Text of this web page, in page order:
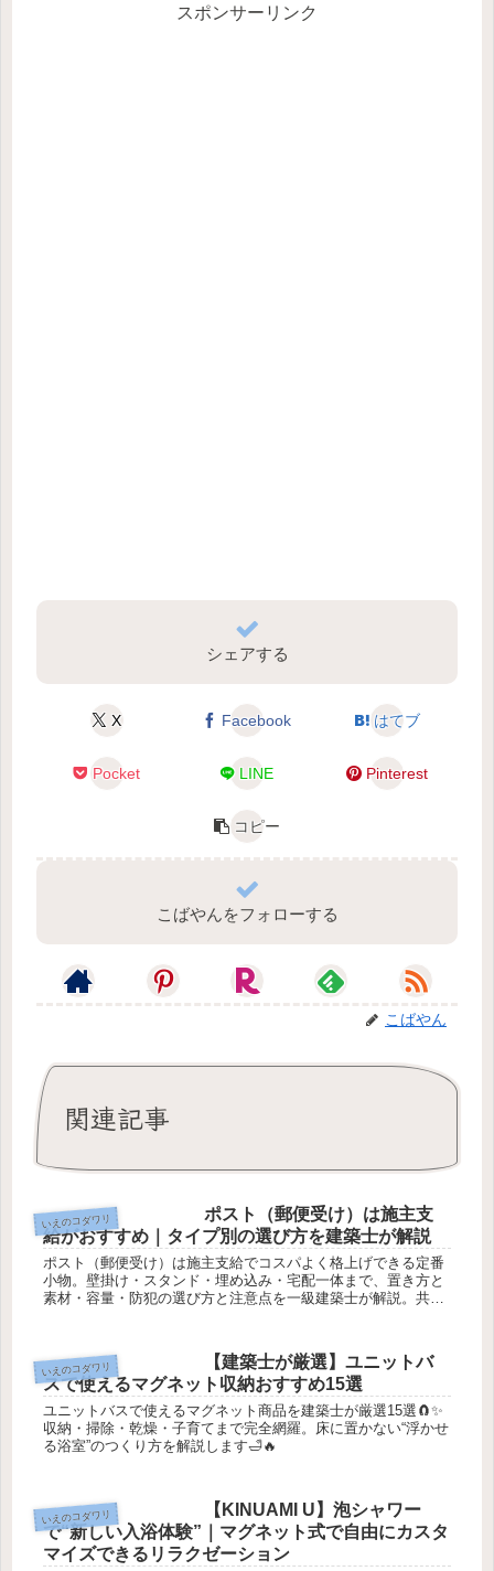
スポンサーリンク
シェアする
X Facebook はてブ
Pocket LINE Pinterest
コピー
こばやんをフォローする
こばやん
関連記事
いえのコダワリ
ポスト（郵便受け）は施主支
給がおすすめ｜タイプ別の選び方を建築士が解説
ポスト（郵便受け）は施主支給でコスパよく格上げできる定番
小物。壁掛け・スタンド・埋め込み・宅配一体まで、置き方と
素材・容量・防犯の選び方と注意点を一級建築士が解説。共働
いえのコダワリ
【建築士が厳選】ユニットバ
スで使えるマグネット収納おすすめ15選
ユニットバスで使えるマグネット商品を建築士が厳選15選🧲✨
収納・掃除・乾燥・子育てまで完全網羅。床に置かない“浮かせ
る浴室”のつくり方を解説します🛁🔥
いえのコダワリ
【KINUAMI U】泡シャワー
で“新しい入浴体験”｜マグネット式で自由にカスタ
マイズできるリラクゼーション